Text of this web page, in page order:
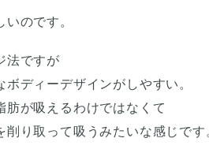
のです。
法ですが
ディーデザインがしやすい。
肪が吸えるわけではなくて
り取って吸うみたいな感じです